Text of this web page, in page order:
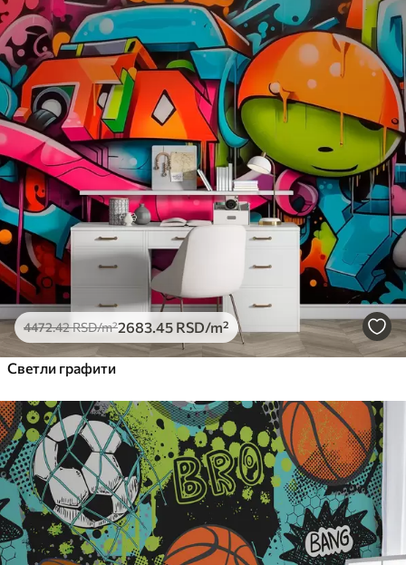
4472.42RSD/m²2683 .45 RSD/m²
Светли графити